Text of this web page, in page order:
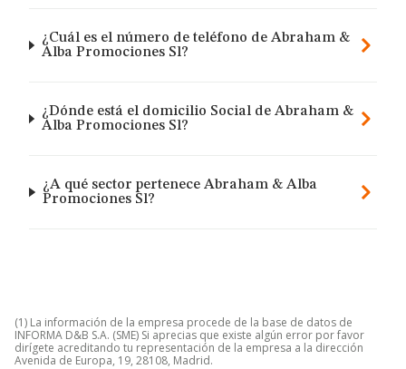
¿Cuál es el número de teléfono de Abraham &
Alba Promociones Sl?
¿Dónde está el domicilio Social de Abraham &
Alba Promociones Sl?
¿A qué sector pertenece Abraham & Alba
Promociones Sl?
(1) La información de la empresa procede de la base de datos de
INFORMA D&B S.A. (SME) Si aprecias que existe algún error por favor
dirígete acreditando tu representación de la empresa a la dirección
Avenida de Europa, 19, 28108, Madrid.